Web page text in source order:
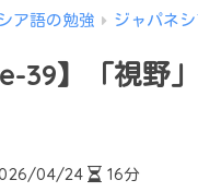
ア語の勉強 ジャパネ
39】「視野
04/24 16分